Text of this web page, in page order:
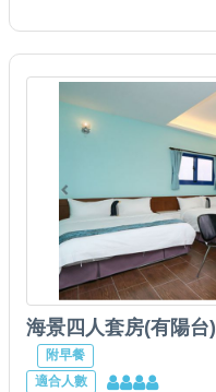
‧ 礦泉水
海景四人套房(有陽台)
附早餐
適合人數